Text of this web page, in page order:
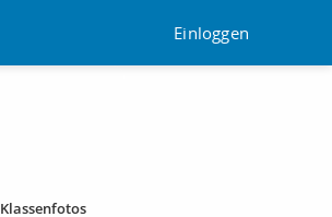
Einloggen
Klassenfotos